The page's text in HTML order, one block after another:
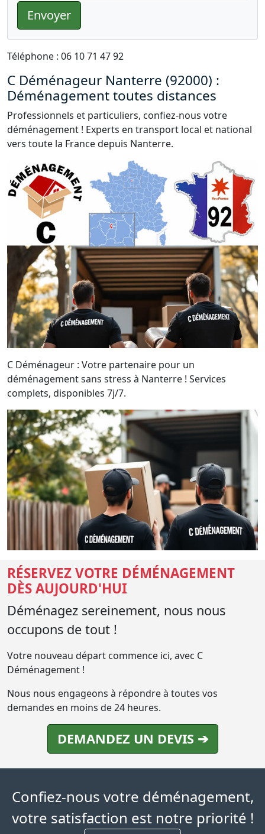
Envoyer
Téléphone : 06 10 71 47 92
C Déménageur Nanterre (92000) :
Déménagement toutes distances
Professionnels et particuliers, confiez-nous votre
déménagement ! Experts en transport local et national
vers toute la France depuis Nanterre.
C Déménageur : Votre partenaire pour un
déménagement sans stress à Nanterre ! Services
complets, disponibles 7j/7.
RÉSERVEZ VOTRE DÉMÉNAGEMENT
DÈS AUJOURD'HUI
Déménagez sereinement, nous nous
occupons de tout !
Votre nouveau départ commence ici, avec C
Déménagement !
Nous nous engageons à répondre à toutes vos
demandes en moins de 24 heures.
DEMANDEZ UN DEVIS ➔
Confiez-nous votre déménagement,
votre satisfaction est notre priorité !